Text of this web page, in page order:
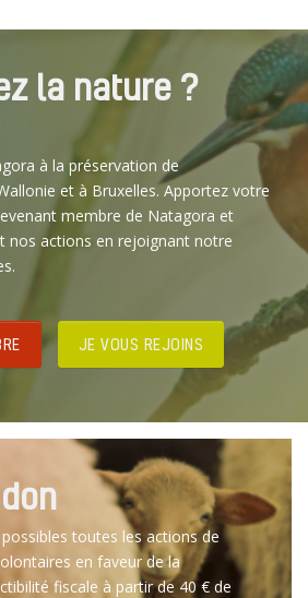
la nature ?
à la préservation de
et à Bruxelles. Apportez votre
membre de Natagora et
nos actions en rejoignant notre
JE VOUS REJOINS
toutes les actions de
en faveur de la
fiscale à partir de 40 € de